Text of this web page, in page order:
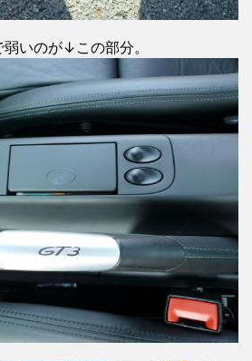
いのが↓この部分。